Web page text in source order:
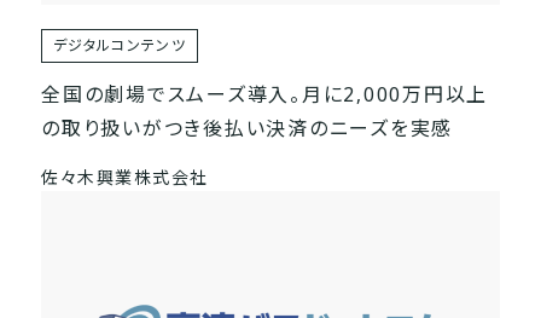
デジタルコンテンツ
全国の劇場でスムーズ導入。月に2,000万円以上
の取り扱いがつき後払い決済のニーズを実感
佐々木興業株式会社